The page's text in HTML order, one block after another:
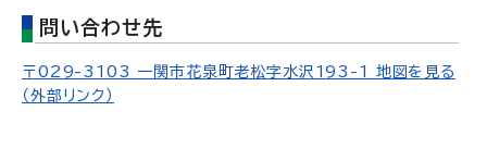
問い合わせ先
〒029-3103 一関市花泉町老松字水沢193-1 地図を見る
（外部リンク）